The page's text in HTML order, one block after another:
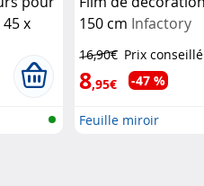
x
150 cm Infactory
16,90€ Prix conseillé
8,95€ -47 %
Feuille miroir